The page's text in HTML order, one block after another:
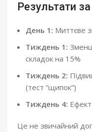
Результати
День 1: Миттєве
Тиждень 1:
складок на 15%
Тиждень 2:
(тест “щипок”)
Тиждень 4:
Це не звичайний